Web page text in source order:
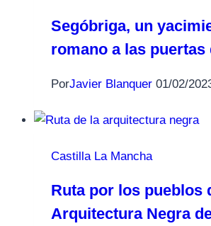
Segóbriga, un
romano a las puertas
PorJavier Blanquer 01/02/
Castilla La Mancha
Ruta por los pueblos
Arquitectura Negra